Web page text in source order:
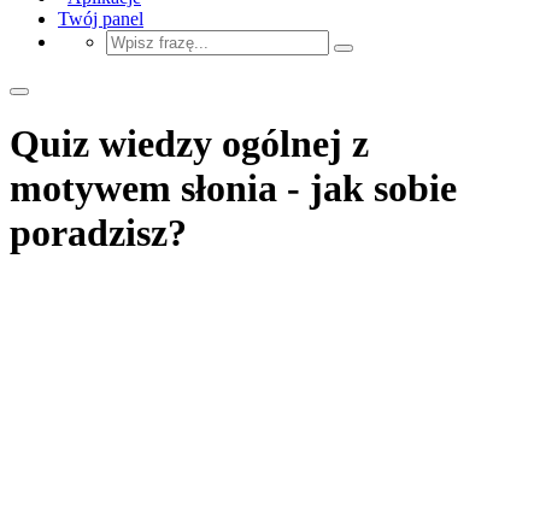
Twój panel
Quiz wiedzy ogólnej z
motywem słonia - jak sobie
poradzisz?